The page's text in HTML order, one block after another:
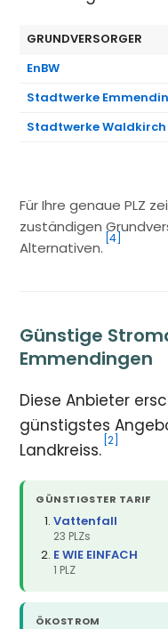
GRUNDVERSORGER
EnBW
Stadtwerke
Stadtwerke Waldkirch
Für Ihre genaue PLZ
zuständigen
Alternativen.
[4]
Günstige
Emmendingen
Diese Anbieter
günstigstes
Landkreiss. [2]
GÜNSTIGSTER TARIF
Vattenfall
23 PLZs
E WIE EINFACH
1 PLZ
ÖKOSTROM